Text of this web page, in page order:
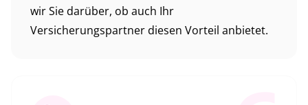
wir Sie darüber, ob auch Ihr
Versicherungspartner diesen Vorteil anbietet.